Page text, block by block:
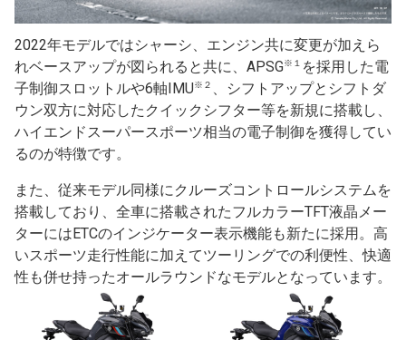
2022年モデルではシャーシ、エンジン共に変更が加えら
れベースアップが図られると共に、APSG※１ を採用した電
子制御スロットルや6軸IMU※２ 、シフトアップとシフトダ
ウン双方に対応したクイックシフター等を新規に搭載し、
ハイエンドスーパースポーツ相当の電子制御を獲得してい
るのが特徴です。
また、従来モデル同様にクルーズコントロールシステムを
搭載しており、全車に搭載されたフルカラーTFT液晶メー
ターにはETCのインジケーター表示機能も新たに採用。高
いスポーツ走行性能に加えてツーリングでの利便性、快適
性も併せ持ったオールラウンドなモデルとなっています。